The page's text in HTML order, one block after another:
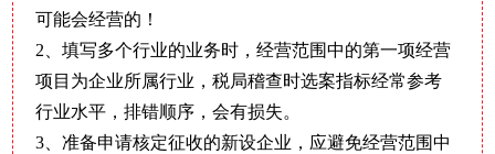
可能会经营的！
2、填写多个行业的业务时，经营范围中的第一项经营
项目为企业所属行业，税局稽查时选案指标经常参考
行业水平，排错顺序，会有损失。
3、准备申请核定征收的新设企业，应避免经营范围中